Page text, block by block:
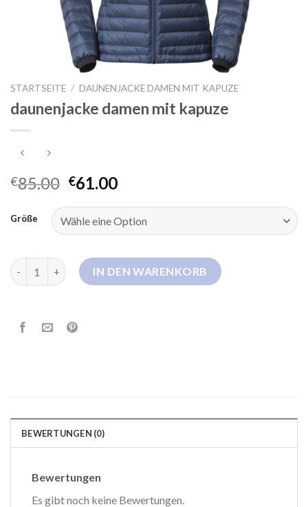
STARTSEITE / DAUNENJACKE DAMEN MIT KAPUZE
daunenjacke damen mit kapuze
€85.00 €61.00
Größe
daunenjacke damen mit kapuze Menge
IN DEN WARENKORB
BEWERTUNGEN (0)
Bewertungen
Es gibt noch keine Bewertungen.